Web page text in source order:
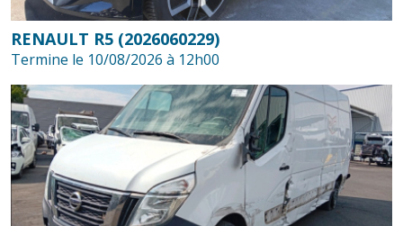
RENAULT R5 (2026060229)
Termine le 10/08/2026 à 12h00